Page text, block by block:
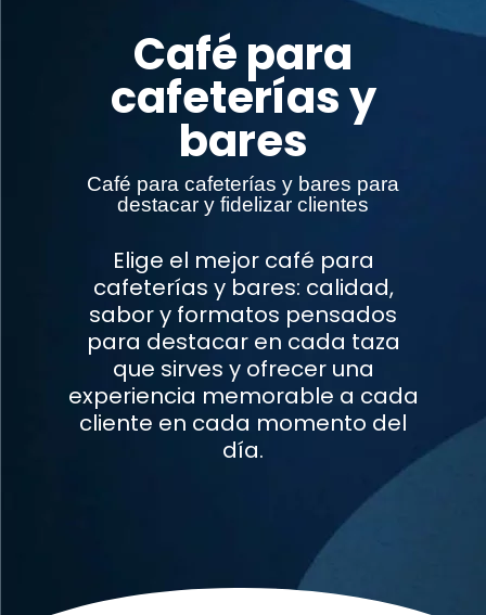
Café para
cafeterías y
bares
Café para cafeterías y bares para
destacar y fidelizar clientes
Elige el mejor café para
cafeterías y bares: calidad,
sabor y formatos pensados
para destacar en cada taza
que sirves y ofrecer una
experiencia memorable a cada
cliente en cada momento del
día.